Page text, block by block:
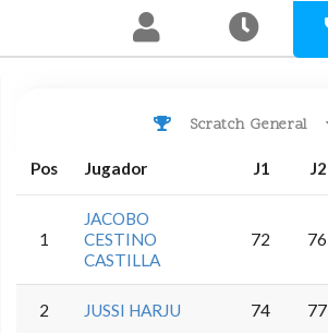
Scratch General
Pos Jugador J1 J2
1
JACOBO
CESTINO
CASTILLA
72 76
2 JUSSI HARJU 74 77